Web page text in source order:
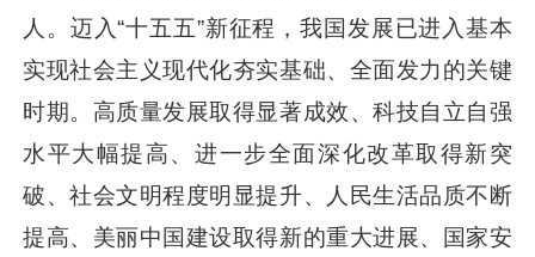
人。迈入“十五五”新征程，我国发展已进入基本
实现社会主义现代化夯实基础、全面发力的关键
时期。高质量发展取得显著成效、科技自立自强
水平大幅提高、进一步全面深化改革取得新突
破、社会文明程度明显提升、人民生活品质不断
提高、美丽中国建设取得新的重大进展、国家安